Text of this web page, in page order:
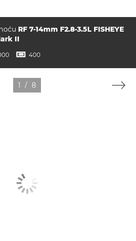
RF 7-14mm F2.8-3.5L FISHEYE
II
zatvarača
ISO
 400
1 / 8